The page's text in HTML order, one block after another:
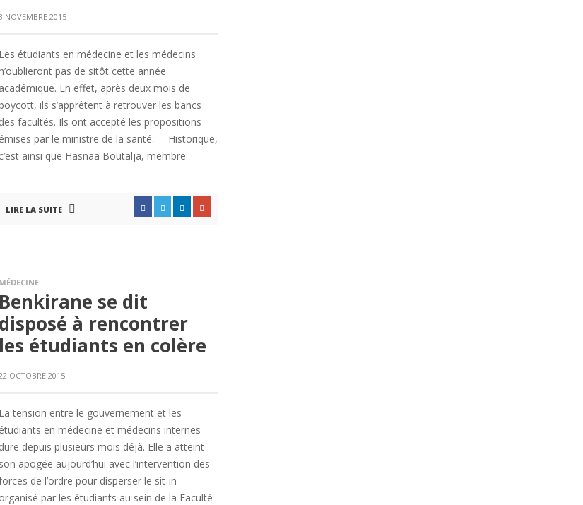
NOVEMBRE 2015
Les étudiants en médecine et les médecins
pas de sitôt cette année
académique. En effet, après deux mois de
ils s’apprêtent à retrouver les bancs
des facultés. Ils ont accepté les propositions
émises par le ministre de la santé. Historique,
c’est ainsi que Hasnaa Boutalja, membre
LIRE LA SUITE
MÉDECINE
Benkirane se dit
disposé à rencontrer
les étudiants en colère
OCTOBRE 2015
La tension entre le gouvernement et les
étudiants en médecine et médecins internes
dure depuis plusieurs mois déjà. Elle a atteint
son apogée aujourd’hui avec l’intervention des
de l’ordre pour disperser le sit-in
organisé par les étudiants au sein de la Faculté